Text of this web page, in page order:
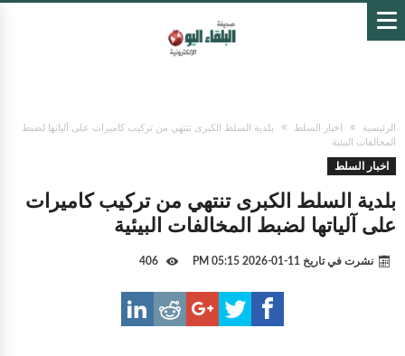
الرئيسية اخبار السلط
بلدية السلط الكبرى تنتهي من تركيب كاميرات على آلياتها لضبط
المخالفات البيئية
اخبار السلط
بلدية السلط الكبرى تنتهي من تركيب كاميرات
على آلياتها لضبط المخالفات البيئية
نشرت في تاريخ 11-01-2026 05:15 PM